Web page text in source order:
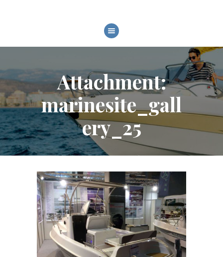
Attachment:
marinesite_gall
ery_25
HOME
MODELLI
SERVIZI
FIERE ED EVENTI
GALLERY